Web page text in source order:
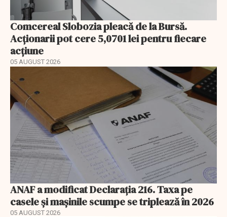
Comcereal Slobozia pleacă de la Bursă.
Acționarii pot cere 5,0701 lei pentru fiecare
acțiune
05 AUGUST 2026
ANAF a modificat Declarația 216. Taxa pe
casele și mașinile scumpe se triplează în 2026
05 AUGUST 2026